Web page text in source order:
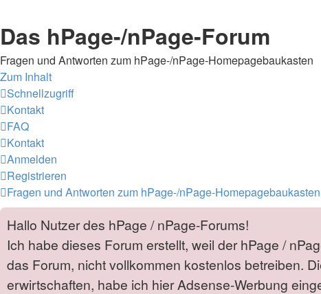
Das hPage-/nPage-Forum
Fragen und Antworten zum hPage-/nPage-Homepagebaukasten
Zum Inhalt
Schnellzugriff
Kontakt
FAQ
Kontakt
Anmelden
Registrieren
Fragen und Antworten zum hPage-/nPage-Homepagebaukasten
Hallo Nutzer des hPage / nPage-Forums!
Ich habe dieses Forum erstellt, weil der hPage /
das Forum, nicht vollkommen kostenlos betreiben.
erwirtschaften, habe ich hier Adsense-Werbung